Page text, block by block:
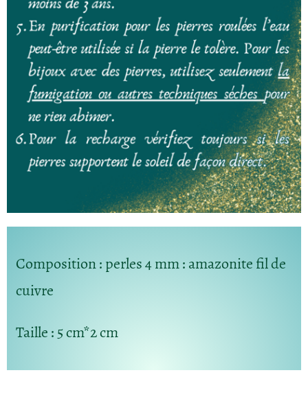
Composition: perles 4 mm : amazonite fil de
cuivre
Taille: 5 cm*2 cm